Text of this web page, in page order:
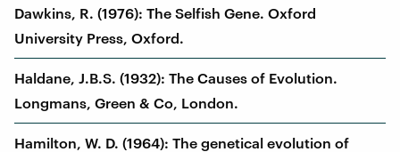
Dawkins, R. (1976): The Selfish Gene. Oxford
University Press, Oxford.
Haldane, J.B.S. (1932): The Causes of Evolution.
Longmans, Green & Co, London.
Hamilton, W. D. (1964): The genetical evolution of